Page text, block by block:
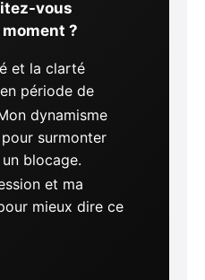
vous
?
et la clarté
période de
dynamisme
surmonter
blocage.
et ma
mieux dire ce